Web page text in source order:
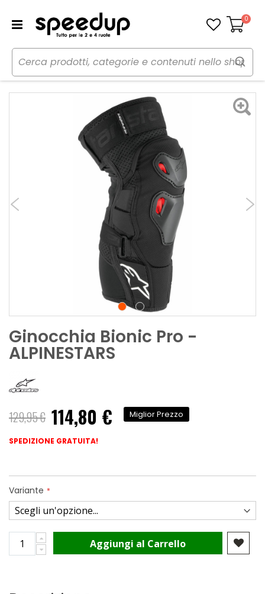
Carrello
0
Home Moto Abbigliamento moto
Protezioni
Ginocchia Bionic Pro
Ginocchia Bionic Pro -
ALPINESTARS
129,95 € 114,80 € Miglior Prezzo
SPEDIZIONE GRATUITA!
Variante
Aggiungi al Carrello